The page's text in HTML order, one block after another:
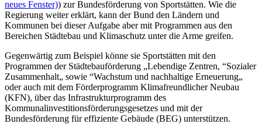
neues Fenster)) zur Bundesförderung von Sportstätten. Wie die
Regierung weiter erklärt, kann der Bund den Ländern und
Kommunen bei dieser Aufgabe aber mit Programmen aus den
Bereichen Städtebau und Klimaschutz unter die Arme greifen.
Gegenwärtig zum Beispiel könne sie Sportstätten mit den
Programmen der Städtebauförderung „Lebendige Zentren, “Sozialer
Zusammenhalt„ sowie “Wachstum und nachhaltige Erneuerung„
oder auch mit dem Förderprogramm Klimafreundlicher Neubau
(KFN), über das Infrastrukturprogramm des
Kommunalinvestitionsförderungsgesetzes und mit der
Bundesförderung für effiziente Gebäude (BEG) unterstützen.